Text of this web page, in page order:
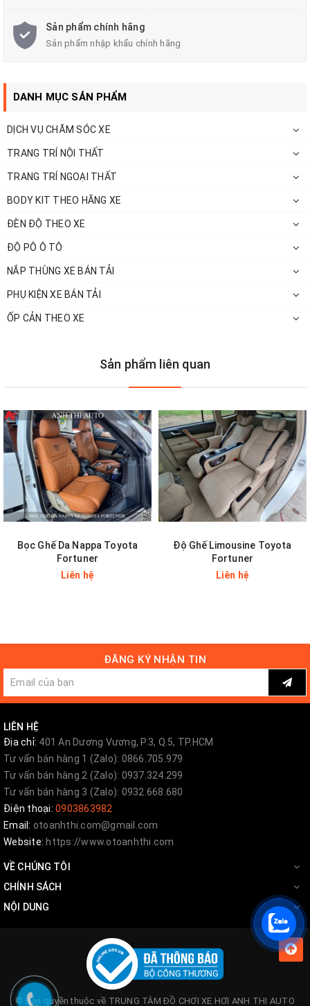
tiền của khách hàng.
Tăng kiểu dáng sang trọng cho xế yêu.
Chống gây trầy làm mất thẫm mỹ của xe
Sản phẩm chính hãng
Sản phẩm nhập khẩu chính hãng
DANH MỤC SẢN PHẨM
DỊCH VỤ CHĂM SÓC XE
TRANG TRÍ NỘI THẤT
TRANG TRÍ NGOẠI THẤT
BODY KIT THEO HÃNG XE
ĐÈN ĐỘ THEO XE
ĐỘ PÔ Ô TÔ
NẮP THÙNG XE BÁN TẢI
PHỤ KIỆN XE BÁN TẢI
ỐP CẢN THEO XE
Sản phẩm liên quan
Bọc Ghế Da Nappa Toyota
Fortuner
Liên hệ
Độ Ghế Limousine Toyota
Fortuner
Liên hệ
ĐĂNG KÝ NHẬN TIN
LIÊN HỆ
Địa chỉ: 401 An Dương Vương, P.3, Q.5, TP.HCM
Tư vấn bán hàng 1 (Zalo): 0866.705.979
Tư vấn bán hàng 2 (Zalo): 0937.324.299
Tư vấn bán hàng 3 (Zalo): 0932.668.680
Điện thoại: 0903863982
Email: otoanhthi.com@gmail.com
Website: https://www.otoanhthi.com
VỀ CHÚNG TÔI
CHÍNH SÁCH
NỘI DUNG
© Bản quyền thuộc về TRUNG TÂM ĐỒ CHƠI XE HƠI ANH THI AUTO